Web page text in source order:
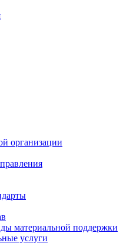
организации
материальной поддержки
услуги